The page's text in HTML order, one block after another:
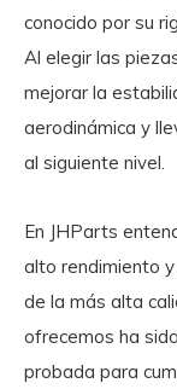
conocido por su
Al elegir las
mejorar la
aerodinámica y
al siguiente nivel.
En JHParts
alto rendimiento
de la más alta
ofrecemos ha
probada para